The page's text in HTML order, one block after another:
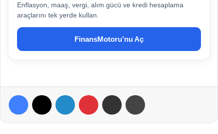
Enflasyon, maaş, vergi, alım gücü ve kredi hesaplama
araçlarını tek yerde kullan.
FinansMotoru’nu Aç